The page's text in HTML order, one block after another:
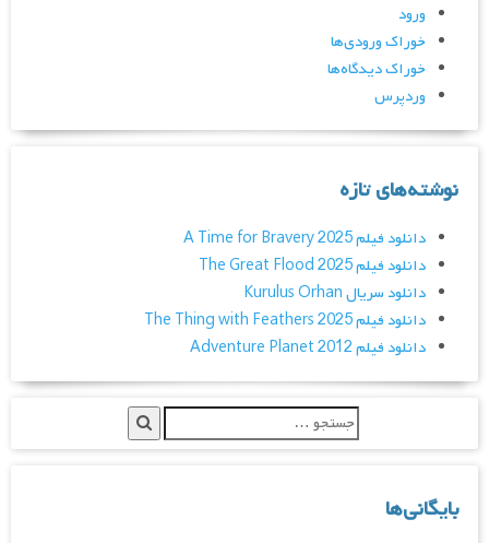
ورود
خوراک ورودی‌ها
خوراک دیدگاه‌ها
وردپرس
نوشته‌های تازه
دانلود فیلم A Time for Bravery 2025
دانلود فیلم The Great Flood 2025
دانلود سریال Kurulus Orhan
دانلود فیلم The Thing with Feathers 2025
دانلود فیلم Adventure Planet 2012
بایگانی‌ها